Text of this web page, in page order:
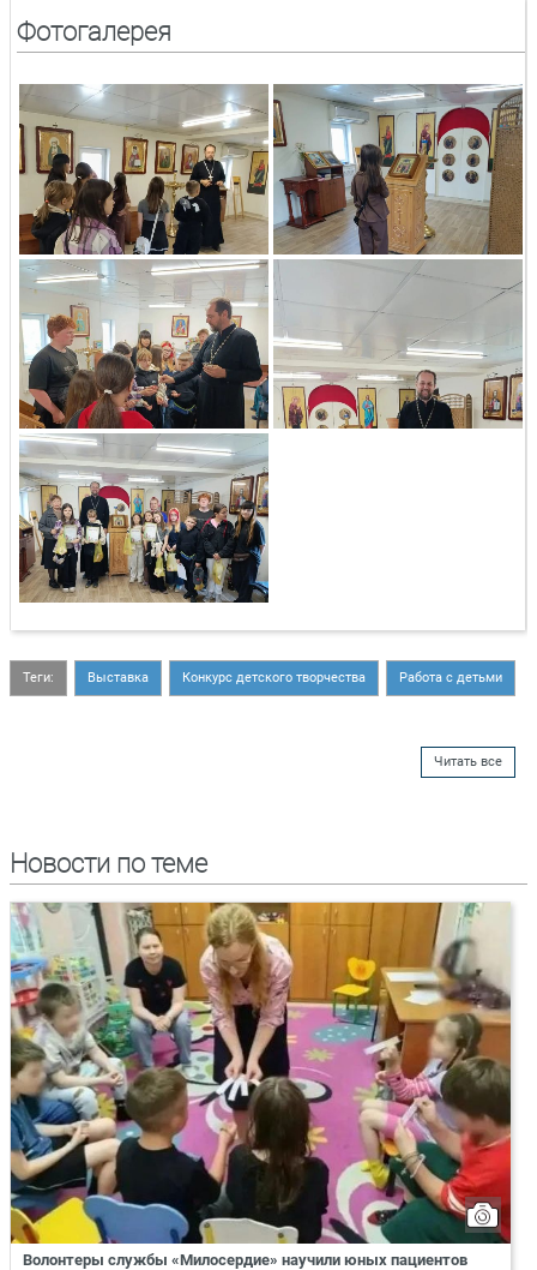
Фотогалерея
Теги: Выставка Конкурс детского творчества Работа с детьми
Читать все
Новости по теме
Волонтеры службы «Милосердие» научили юных пациентов